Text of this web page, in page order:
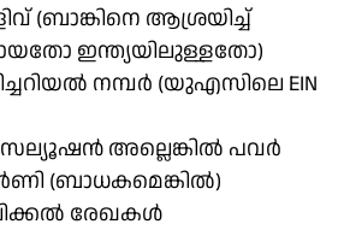
(ബാങ്കിനെ ആശ്രയിച്ച്
ഇന്ത്യയിലുള്ളതോ)
നമ്പർ (യുഎസിലെ EIN
അല്ലെങ്കിൽ പവർ
(ബാധകമെങ്കിൽ)
രേഖകൾ